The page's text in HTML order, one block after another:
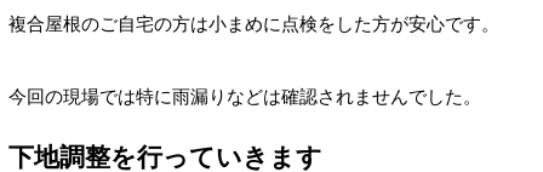
複合屋根のご自宅の方は小まめに点検をした方が安心です。
今回の現場では特に雨漏りなどは確認されませんでした。
下地調整を行っていきます